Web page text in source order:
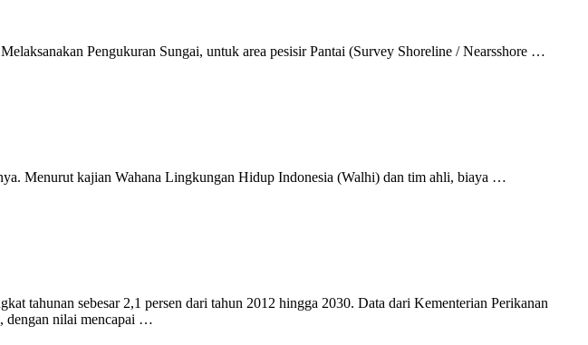
Pengukuran Sungai, untuk area pesisir Pantai (Survey Shoreline / Nearsshore …
Menurut kajian Wahana Lingkungan Hidup Indonesia (Walhi) dan tim ahli, biaya …
tahunan sebesar 2,1 persen dari tahun 2012 hingga 2030. Data dari Kementerian Perikanan
dengan nilai mencapai …